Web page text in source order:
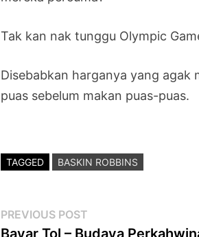
Tak kan nak tunggu Olympic
Disebabkan harganya yang
puas sebelum makan puas-puas.
TAGGED BASKIN ROBBINS
Post
PREVIOUS POST
post:
Bayar Tol – Budaya